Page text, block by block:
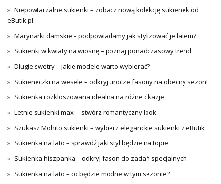
Niepowtarzalne sukienki – zobacz nową kolekcję sukienek od
eButik.pl
Marynarki damskie – podpowiadamy jak stylizować je latem?
Sukienki w kwiaty na wiosnę – poznaj ponadczasowy trend
Długie swetry – jakie modele warto wybierać?
Sukieneczki na wesele – odkryj urocze fasony na obecny sezon!
Sukienka rozkloszowana idealna na różne okazje
Letnie sukienki maxi – stwórz romantyczny look
Szukasz Mohito sukienki – wybierz eleganckie sukienki z eButik
Sukienka na lato – sprawdź jaki styl będzie na topie
Sukienka hiszpanka – odkryj fason do zadań specjalnych
Sukienka na lato – co będzie modne w tym sezonie?